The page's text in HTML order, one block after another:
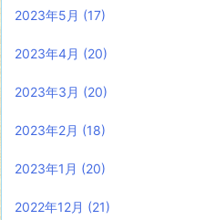
2023年5月 (17)
2023年4月 (20)
2023年3月 (20)
2023年2月 (18)
2023年1月 (20)
2022年12月 (21)